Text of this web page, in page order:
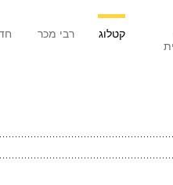
רבי מכר קטלוג